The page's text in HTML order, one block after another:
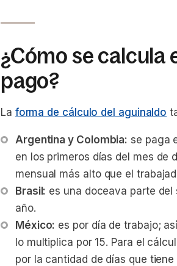
¿Cómo se calcula
pago?
La forma de cálculo del aguinaldo
Argentina y Colombia: se paga
en los primeros días del mes de
mensual más alto que el
Brasil: es una doceava parte del
año.
México: es por día de trabajo;
lo multiplica por 15. Para el
por la cantidad de días que